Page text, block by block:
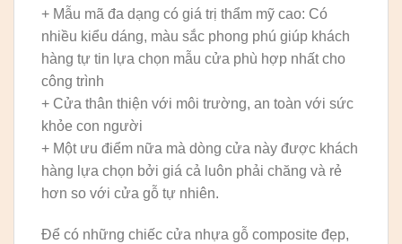
+ Mẫu mã đa dạng có giá trị thẩm mỹ cao: Có
nhiều kiểu dáng, màu sắc phong phú giúp khách
hàng tự tin lựa chọn mẫu cửa phù hợp nhất cho
công trình
+ Cửa thân thiện với môi trường, an toàn với sức
khỏe con người
+ Một ưu điểm nữa mà dòng cửa này được khách
hàng lựa chọn bởi giá cả luôn phải chăng và rẻ
hơn so với cửa gỗ tự nhiên.
Để có những chiếc cửa nhựa gỗ composite đẹp,